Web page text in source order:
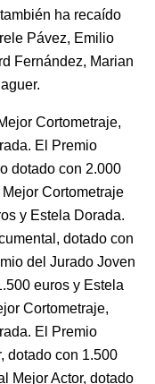
ha recaído
Pávez, Emilio
Fernández, Marian
Cortometraje,
El Premio
dotado con 2.000
Cortometraje
y Estela Dorada.
dotado con
del Jurado Joven
euros y Estela
Cortometraje,
El Premio
dotado con 1.500
Mejor Actor, dotado